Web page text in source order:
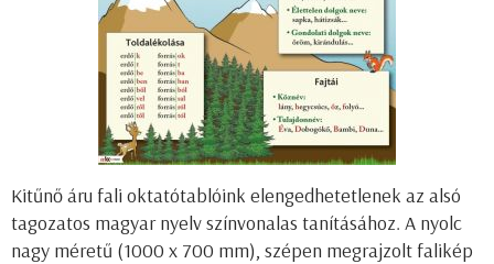
Kitűnő áru fali oktatótablóink elengedhetetlenek az alsó
tagozatos magyar nyelv színvonalas tanításához. A nyolc
nagy méretű (1000 x 700 mm), szépen megrajzolt falikép